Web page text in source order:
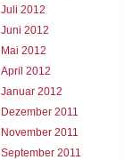
Juli 2012
Juni 2012
Mai 2012
April 2012
Januar 2012
Dezember 2011
November 2011
September 2011